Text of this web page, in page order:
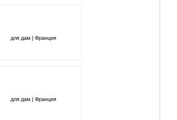
для дам | Франция
для дам | Франция